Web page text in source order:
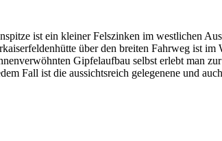
ist ein kleiner Felszinken im westlichen
über den breiten Fahrweg ist
Gipfelaufbau selbst erlebt man
Fall ist die aussichtsreich gelegenene und